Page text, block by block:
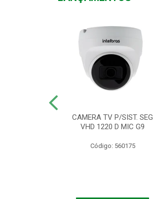
CAMERA TV P/SIST. SEG
VHD 1220 D MIC G9
Código: 560175